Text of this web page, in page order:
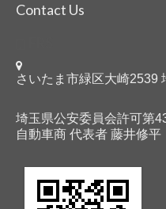
Contact Us
さいたま市緑区大崎2539
埼玉県公安委員会許可第
自動車商 代表者 藤井修平